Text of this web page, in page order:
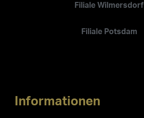
Filiale Wilmersdorf
Filiale Potsdam
Informationen